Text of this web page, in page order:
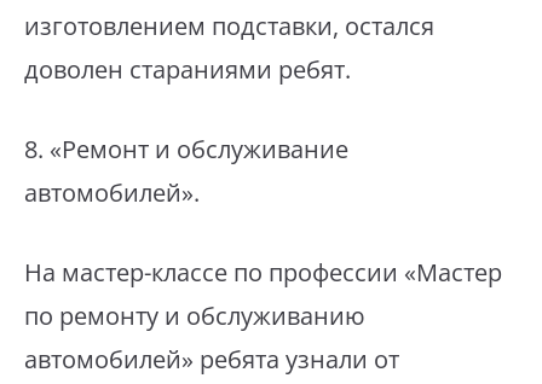
изготовлением подставки, остался
доволен стараниями ребят.
⁣8. «Ремонт и обслуживание
автомобилей».
⁣На мастер-классе по профессии «Мастер
по ремонту и обслуживанию
автомобилей» ребята узнали от